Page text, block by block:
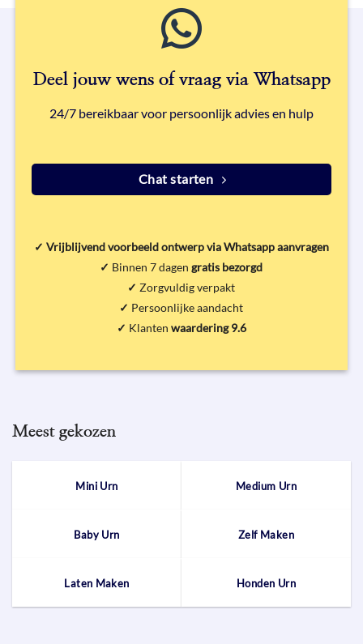
Deel jouw wens of vraag via Whatsapp
24/7 bereikbaar voor persoonlijk advies en hulp
Chat starten
✓ Vrijblijvend voorbeeld ontwerp via Whatsapp aanvragen
✓ Binnen 7 dagen gratis bezorgd
✓ Zorgvuldig verpakt
✓ Persoonlijke aandacht
✓ Klanten waardering 9.6
Meest gekozen
Mini Urn Medium Urn
Baby Urn Zelf Maken
Laten Maken Honden Urn